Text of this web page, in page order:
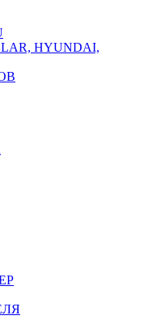
HYUNDAI,